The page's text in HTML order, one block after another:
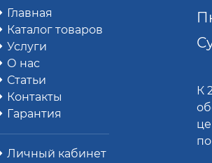
Главная
Каталог товаров
Услуги
О нас
Статьи
Контакты
Гарантия
Личный кабинет
К